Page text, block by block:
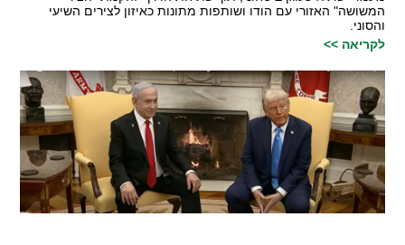
המשושה" האזורי עם הודו ושותפות מתונות כאיזון לצירים השיעי
והסוני.
לקריאה >>